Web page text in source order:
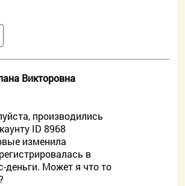
Викторовна
производились
ID 8968
изменила
в
деньги. Может я что то